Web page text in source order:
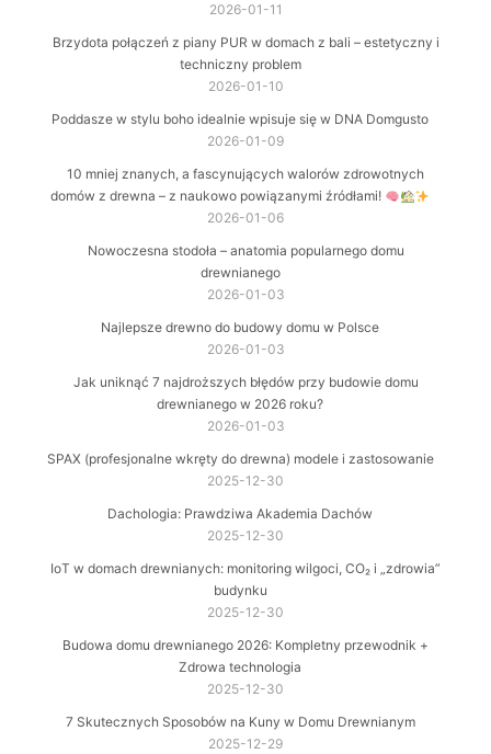
2026-01-11
Brzydota połączeń z piany PUR w domach z bali – estetyczny i
techniczny problem
2026-01-10
Poddasze w stylu boho idealnie wpisuje się w DNA Domgusto
2026-01-09
10 mniej znanych, a fascynujących walorów zdrowotnych
domów z drewna – z naukowo powiązanymi źródłami!
2026-01-06
Nowoczesna stodoła – anatomia popularnego domu
drewnianego
2026-01-03
Najlepsze drewno do budowy domu w Polsce
2026-01-03
Jak uniknąć 7 najdroższych błędów przy budowie domu
drewnianego w 2026 roku?
2026-01-03
SPAX (profesjonalne wkręty do drewna) modele i zastosowanie
2025-12-30
Dachologia: Prawdziwa Akademia Dachów
2025-12-30
IoT w domach drewnianych: monitoring wilgoci, CO₂ i „zdrowia”
budynku
2025-12-30
Budowa domu drewnianego 2026: Kompletny przewodnik +
Zdrowa technologia
2025-12-30
7 Skutecznych Sposobów na Kuny w Domu Drewnianym
2025-12-29